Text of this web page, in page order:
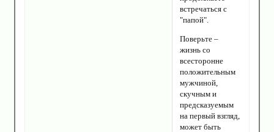
встречаться с
"папой".
Поверьте –
жизнь со
всесторонне
положительным
мужчиной,
скучным и
предсказуемым
на первый взгляд,
может быть